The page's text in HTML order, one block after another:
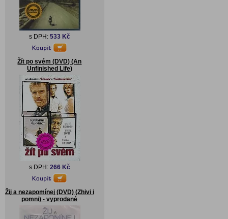
s DPH: 533 Kč
Žít po svém (DVD) (An
Unfinished Life)
s DPH: 266 Kč
Žij a nezapomínej (DVD) (Zhivi i
pomni) - vyprodané